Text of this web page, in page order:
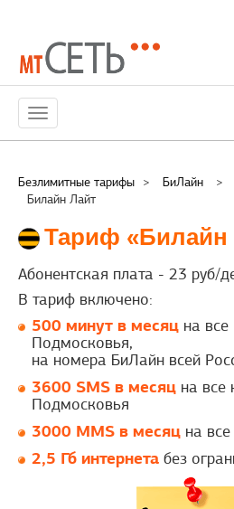
Меню
Безлимитные тарифы > БиЛайн >
Билайн Лайт
Тариф «Билайн
Абонентская плата - 23 руб/
В тариф включено:
500 минут в месяц на
Подмосковья,
на номера БиЛайн всей
3600 SMS в месяц на
Подмосковья
3000 MMS в месяц на
2,5 Гб интернета без